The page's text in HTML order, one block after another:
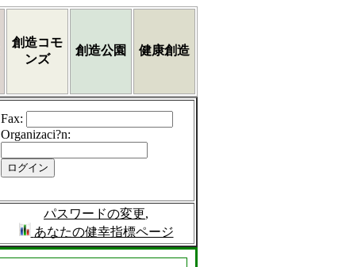
創造コモ
ンズ
創造公園 健康創造
Fax:
Organizaci?n:
パスワードの変更,
あなたの健幸指標ページ